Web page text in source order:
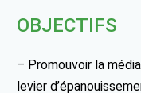
OBJECTIFS
– Promouvoir la
levier